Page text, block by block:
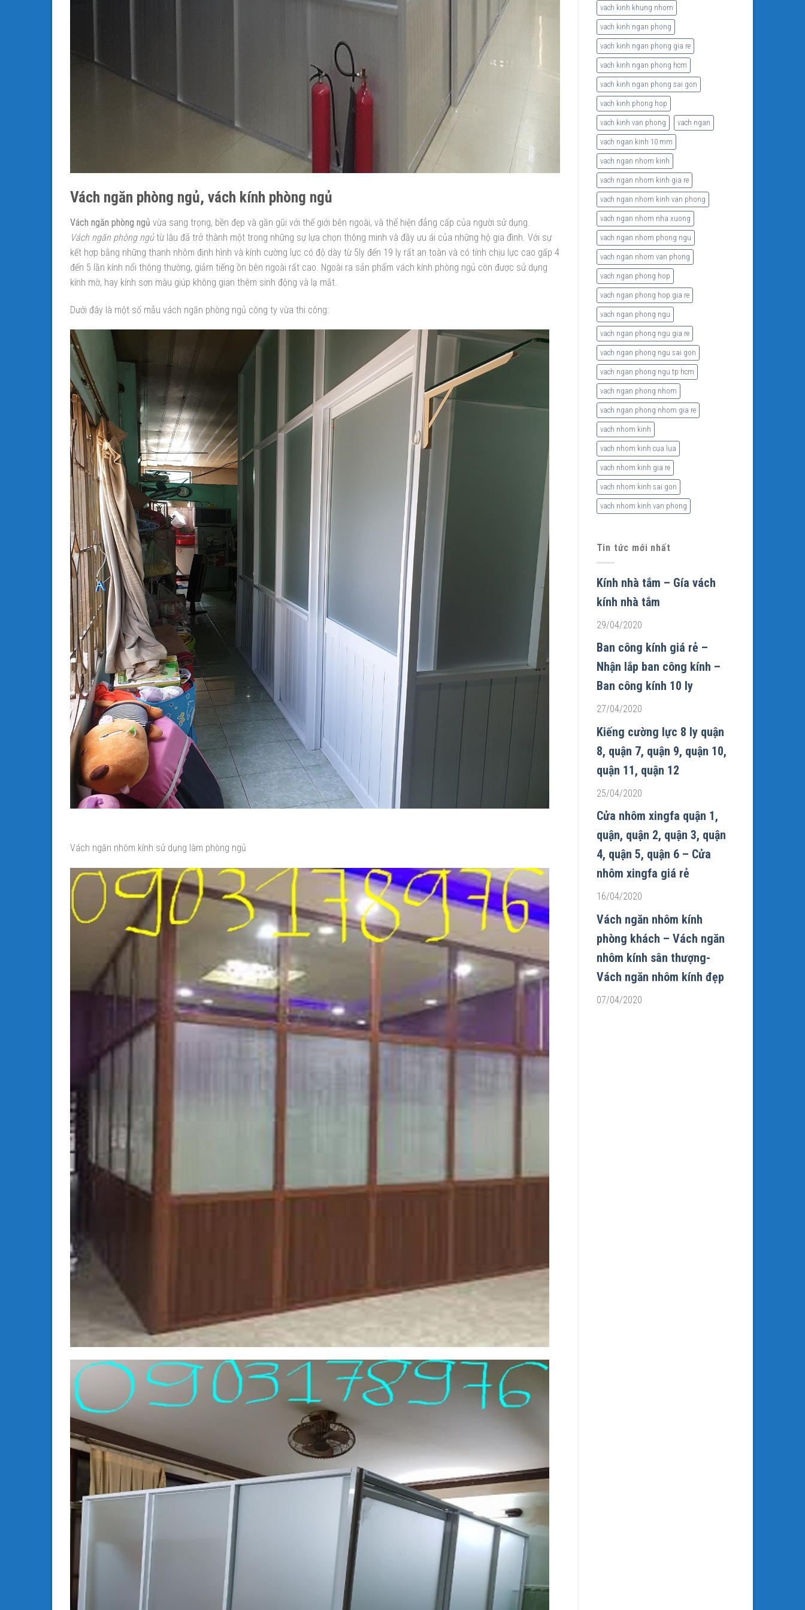
Vách ngăn phòng ngủ, vách kính phòng ngủ
Vách ngăn phòng ngủ vừa sang trọng, bền đẹp và gần gũi với thế giới bên ngoài, và thể hiện đẳng cấp của người sử dụng.
Vách ngăn phòng ngủtừ lâu đã trở thành một trong những sự lựa chọn thông minh và đầy ưu ái của những hộ gia đình. Với sự
kết hợp bằng những thanh nhôm định hình và kính cường lực có độ dày từ 5ly đến 19 ly rất an toàn và có tính chịu lực cao gấp 4
đến 5 lần kính nổi thông thường, giảm tiếng ồn bên ngoài rất cao. Ngoài ra sản phẩm vách kính phòng ngủ còn được sử dụng
kính mờ, hay kính sơn màu giúp không gian thêm sinh động và lạ mắt.
Dưới đây là một số mẫu vách ngăn phòng ngủ công ty vừa thi công:
Vách ngăn nhôm kính sử dụng làm phòng ngủ
vach kinh khung nhom
vach kinh ngan phong
vach kinh ngan phong gia re
vach kinh ngan phong hcm
vach kinh ngan phong sai gon
vach kinh phong hop
vach kinh van phong vach ngan
vach ngan kinh 10 mm
vach ngan nhom kinh
vach ngan nhom kinh gia re
vach ngan nhom kinh van phong
vach ngan nhom nha xuong
vach ngan nhom phong ngu
vach ngan nhom van phong
vach ngan phong hop
vach ngan phong hop gia re
vach ngan phong ngu
vach ngan phong ngu gia re
vach ngan phong ngu sai gon
vach ngan phong ngu tp hcm
vach ngan phong nhom
vach ngan phong nhom gia re
vach nhom kinh
vach nhom kinh cua lua
vach nhom kinh gia re
vach nhom kinh sai gon
vach nhom kinh van phong
Tin tức mới nhất
Kính nhà tắm – Gía vách
kính nhà tắm
29/04/2020
Ban công kính giá rẻ –
Nhận lắp ban công kính –
Ban công kính 10 ly
27/04/2020
Kiếng cường lực 8 ly quận
8, quận 7, quận 9, quận 10,
quận 11, quận 12
25/04/2020
Cửa nhôm xingfa quận 1,
quận, quận 2, quận 3, quận
4, quận 5, quận 6 – Cửa
nhôm xingfa giá rẻ
16/04/2020
Vách ngăn nhôm kính
phòng khách – Vách ngăn
nhôm kính sân thượng-
Vách ngăn nhôm kính đẹp
07/04/2020